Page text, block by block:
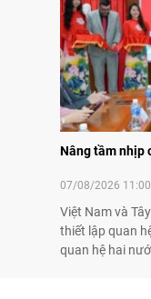
Nâng tầm nhịp
07/08/2026 11:00
Việt Nam và
thiết lập quan
quan hệ hai